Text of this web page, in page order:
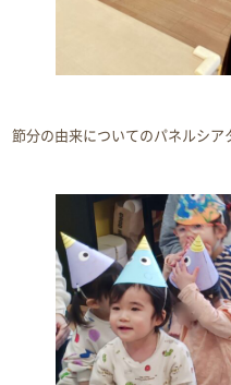
節分の由来についてのパネルシ